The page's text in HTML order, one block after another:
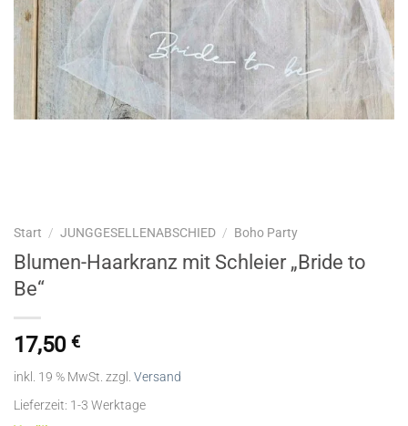
Start / JUNGGESELLENABSCHIED / Boho Party
Blumen-Haarkranz mit Schleier „Bride to
Be“
17,50 €
inkl. 19 % MwSt. zzgl. Versand
Lieferzeit: 1-3 Werktage